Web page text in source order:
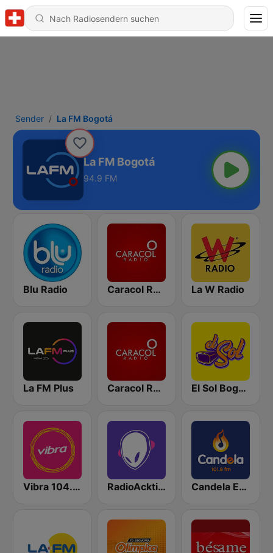
Sender La FM Bogotá
La FM Bogotá
94.9 FM
Blu Radio Caracol Radio La W Radio
La FM Plus Caracol Radio Medellín El Sol Bogotá
Vibra 104.9 FM RadioAcktiva Bogotá Candela Estereo 101.9 FM